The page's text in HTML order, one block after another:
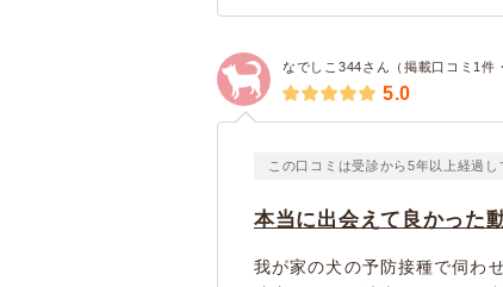
なでしこ344さん（掲載口コミ1件
5.0
この口コミは受診から5年以上経過し
本当に出会えて良かった
我が家の犬の予防接種で伺わ